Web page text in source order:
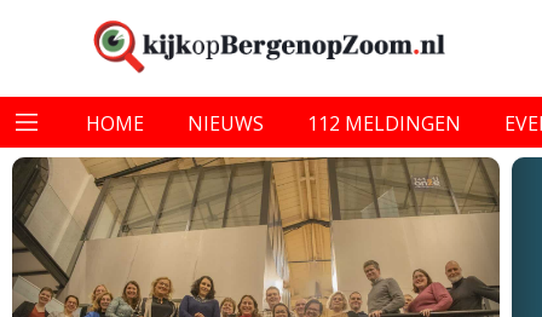
HOME NIEUWS 112 MELDINGEN